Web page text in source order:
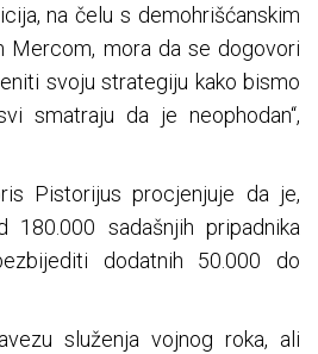
na čelu s demohrišćanskim
Mercom, mora da se dogovori
svoju strategiju kako bismo
smatraju da je neophodan“,
Pistorijus procjenjuje da je,
sadašnjih pripadnika
dodatnih 50.000 do
služenja vojnog roka, ali